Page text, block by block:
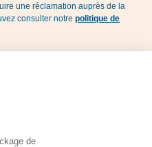
une réclamation auprès de la
consulter notre politique de